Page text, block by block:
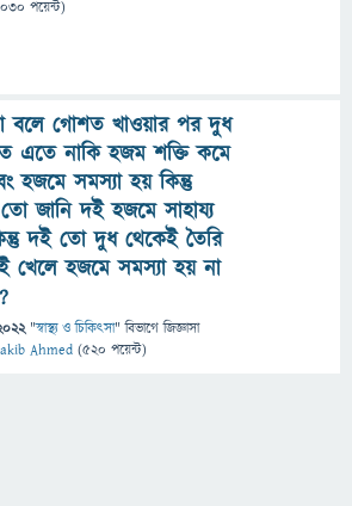
পয়েন্ট)
বলে গোশত খাওয়ার পর দুধ
এতে নাকি হজম শক্তি কমে
হজমে সমস্যা হয় কিন্তু
জানি দই হজমে সাহায্য
দই তো দুধ থেকেই তৈরি
খেলে হজমে সমস্যা হয় না
"স্বাস্থ্য ও চিকিৎসা" বিভাগে জিজ্ঞাসা
Ahmed (520 পয়েন্ট)